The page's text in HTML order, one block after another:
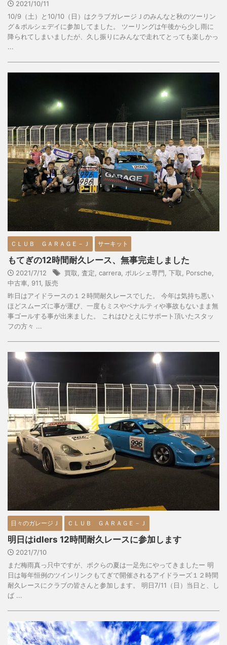
2021/10/11
10/9（土）と10/10（日）はクラブガレージＪのみんなと秋のツーリン
グ＆ポルシェデイに参加してました。 ツーリングは午後から少し雨に
降られてしまいましたが、久し振りにみんなで走れてとっても楽しかっ
...
ＣＬＵＢ ＧＡＲＡＧＥ－Ｊ サーキット
もてぎの12時間耐久レース、無事完走しました
2021/7/12 買取 査定 carrera ポルシェ専門 下取 Porsche
中古車 911 販売
昨日はアイドラースの１２時間耐久レースでした。 今年は気持ち悪い
ほどスムーズに事が運び、一度もミスやペナルティや事故もないまま無
事ゴールする事が出来ました。 これはひとえにサポート頂いたスタッ
フの方々 ...
日々のガレージＪ ＣＬＵＢ ＧＡＲＡＧＥ－Ｊ
明日はidlers 12時間耐久レースに参加します
2021/7/10
まだ梅雨真っ只中ですが、ボクらの夏は一足先にやってきましたー 明
日は毎年恒例のツインリンクもてぎで開催されるアイドラーズ１２時間
耐久レースにクラブの皆さんと参加します。 明日7/11（日）当日と、し
ば ...